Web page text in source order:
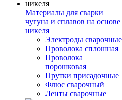
Материалы для сварки
чугуна и сплавов на основе
никеля
Электроды сварочные
Проволока сплошная
Проволока
порошковая
Прутки присадочные
Флюс сварочный
Ленты сварочные